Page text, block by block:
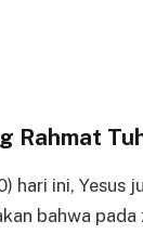
Rahmat
hari ini,
bahwa